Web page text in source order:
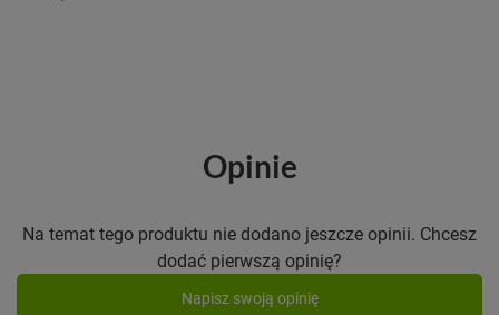
Opinie
Na temat tego produktu nie dodano jeszcze opinii. Chcesz
dodać pierwszą opinię?
Napisz swoją opinię